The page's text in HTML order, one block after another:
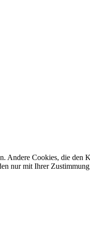
Andere Cookies, die den
nur mit Ihrer Zustimmung